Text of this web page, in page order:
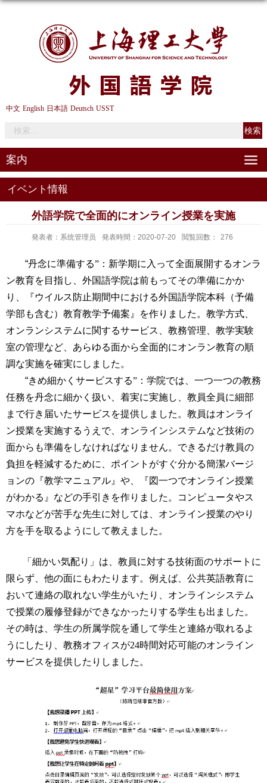
中文 English 日本語 Deutsch USST
案内
イベント情報
外語学院で全面的にオンライン授業を実施
発表者：系统管理员 発表時間：2020-07-20 閲覧回数： 276
“丹念に準備する”： 新学期に入 って全面展開するオンラ
ン教育を目指し、外国語学院は前もってその準備にかか
り、『ウイルス防止期間中における外国語学院本科（予備
学部も含む）教育教学予備案』を作りました。教学方式、
オンランシステムに関するサービス、教務管理、教学実験
室の管理など、あらゆる面から全面的にオンラン教育の順
調な実施を確実にしました。
“きめ細かくサービスする”：学院では、一つ一つの教務
任務を丹念に細かく扱い、着実に実施し、教員全員に細部
まで行き届いたサービスを提供しました。教員はオンライ
ン授業を実施するうえで、オンラインシステムなど技術の
面からも準備をしなければなりません。できるだけ教員の
負担を軽減するために、ポイントがすぐ分かる簡潔バージ
ョンの『教学マニュアル』や、『図一つでオンライン授業
がわかる』などの手引きを作りました。コンピュータやス
マホなどが苦手な先生に対しては、オンライン授業のやり
方を手を取るようにして教えました。
「細かい気配り」は、教員に対する技術面のサポートに
限らず、他の面にもわたります。例えば、公共英語教育に
おいて連絡の取れない学生がいたり、オンラインシステム
で授業の履修登録ができなかったりする学生も出ました。
その時は、学生の所属学院を通して学生と連絡が取れるよ
うにしたり、教務オフィスが24時間対応可能のオンライン
サービスを提供したりしました。